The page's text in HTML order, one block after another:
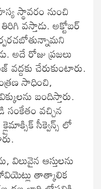
స్థావరం నుంచి
వస్తాడు. అక్టోబర్‍
అదే రోజు ప్రజలు
చేరుకుంటారు.
సాధించి,
బందిస్తారు.
వచ్చిన
సీక్వెన్స్ లో
ఆస్తులను
తాత్కాలిక